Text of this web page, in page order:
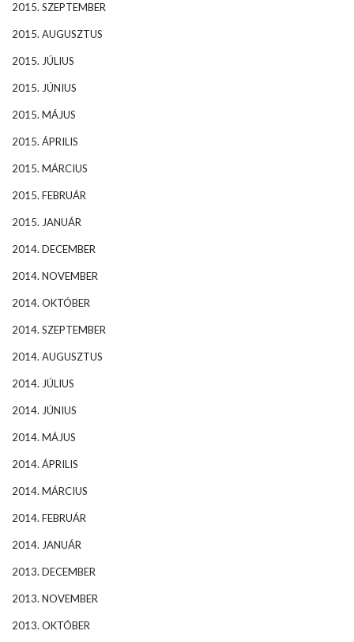
2015. SZEPTEMBER
2015. AUGUSZTUS
2015. JÚLIUS
2015. JÚNIUS
2015. MÁJUS
2015. ÁPRILIS
2015. MÁRCIUS
2015. FEBRUÁR
2015. JANUÁR
2014. DECEMBER
2014. NOVEMBER
2014. OKTÓBER
2014. SZEPTEMBER
2014. AUGUSZTUS
2014. JÚLIUS
2014. JÚNIUS
2014. MÁJUS
2014. ÁPRILIS
2014. MÁRCIUS
2014. FEBRUÁR
2014. JANUÁR
2013. DECEMBER
2013. NOVEMBER
2013. OKTÓBER